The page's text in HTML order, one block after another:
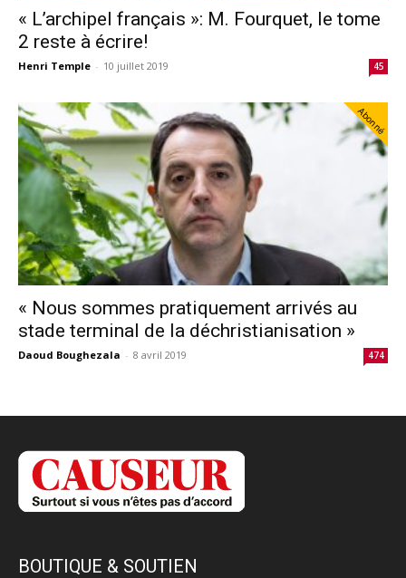
« L’archipel français »: M. Fourquet, le tome
2 reste à écrire!
Henri Temple - 10 juillet 2019 45
Abonné
« Nous sommes pratiquement arrivés au
stade terminal de la déchristianisation »
Daoud Boughezala - 8 avril 2019 474
BOUTIQUE & SOUTIEN